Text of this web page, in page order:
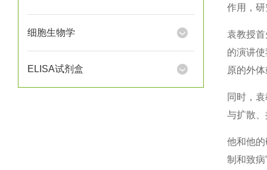
细胞生物学
ELISA试剂盒
作用，
袁教授
的演讲
原的外
同时，
与扩散
他和他
制和致